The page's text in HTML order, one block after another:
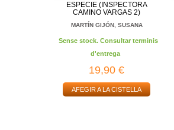
ESPECIE (INSPECTORA
CAMINO VARGAS 2)
MARTÍN GIJÓN, SUSANA
Sense stock. Consultar terminis
d'entrega
19,90 €
AFEGIR A LA CISTELLA